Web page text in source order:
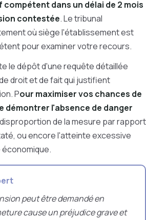
dans un délai de 2 mois
contestée. Le tribunal
où siège l'établissement est
pour examiner votre recours.
le dépôt d'une requête détaillée
droit et de fait qui justifient
Pour maximiser vos chances de
démontrer l'absence de danger
de la mesure par rapport
ou encore l'atteinte excessive
peut être demandé en
cause un préjudice grave et